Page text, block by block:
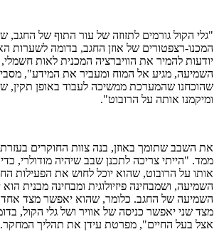
"גלי הקול גורמים לתזוזה של עור התוף של החגב,
המכנו-רצפטורים של אוזן החגב, בדומה לשערות
יודעות להמיר את הוויברציה המכנית לאות
השמיעה, מגיע אל המוח ומעביר את המידע",
שהוכחנו שהמערכת ממשיכה לעבוד באופן תקין,
ומיקמנו אותה על הרובוט".
את השבב שתומך באוזן, בנה צוות החוקרים
ממד. "הייתי צריכה לתכנן שבב שיהיה מודולרי,
אותו על הרובוט, שהוא יוכל לחוש את הפעילות
השמיעה, ושמבחינה פיזיולוגית ומבחינה מבנית
השמיעה של החגב. כלומר, שהוא יאפשר מצד אחד
מצד שני יאפשר כניסה של אוויר ושל גלי הקול,
אצל בעל החיים", מפרטת עידן את תהליך המחקר.